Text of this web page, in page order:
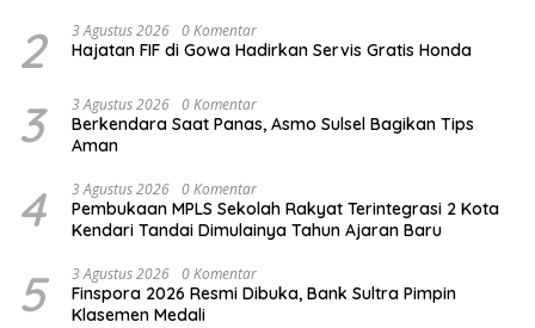
2 3 Agustus 2026 0 Komentar
Hajatan FIF di Gowa Hadirkan Servis Gratis Honda
3 3 Agustus 2026 0 Komentar
Berkendara Saat Panas, Asmo Sulsel Bagikan Tips
Aman
4 3 Agustus 2026 0 Komentar
Pembukaan MPLS Sekolah Rakyat Terintegrasi 2 Kota
Kendari Tandai Dimulainya Tahun Ajaran Baru
5 3 Agustus 2026 0 Komentar
Finspora 2026 Resmi Dibuka, Bank Sultra Pimpin
Klasemen Medali